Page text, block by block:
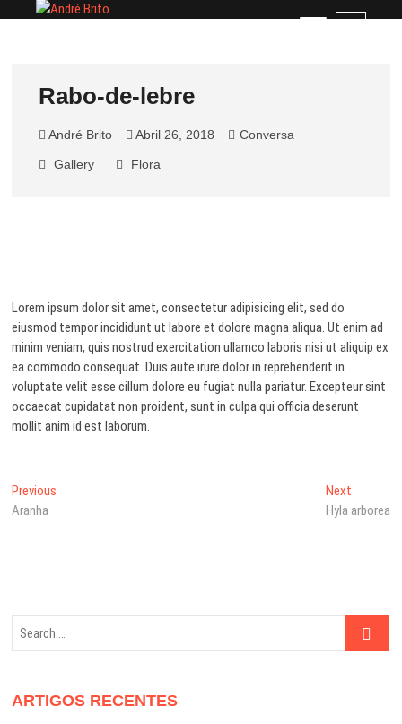
André Brito
PERFIL PROFISSIONAL
M
Rabo-de-lebre
André Brito Abril 26, 2018 Conversa
Gallery Flora
Lorem ipsum dolor sit amet, consectetur adipisicing elit, sed do
eiusmod tempor incididunt ut labore et dolore magna aliqua. Ut enim ad
minim veniam, quis nostrud exercitation ullamco laboris nisi ut aliquip ex
ea commodo consequat. Duis aute irure dolor in reprehenderit in
voluptate velit esse cillum dolore eu fugiat nulla pariatur. Excepteur sint
occaecat cupidatat non proident, sunt in culpa qui officia deserunt
mollit anim id est laborum.
Navegação
de
Previous
Aranha
NextNext
post:
Hyla arborea
Search
ARTIGOS RECENTES